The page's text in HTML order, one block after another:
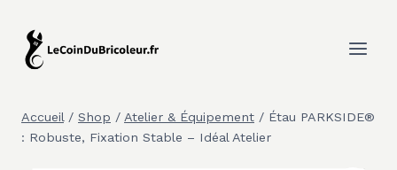
contenu
Accueil / Shop / Atelier & Équipement / Étau PARKSIDE®
: Robuste, Fixation Stable – Idéal Atelier